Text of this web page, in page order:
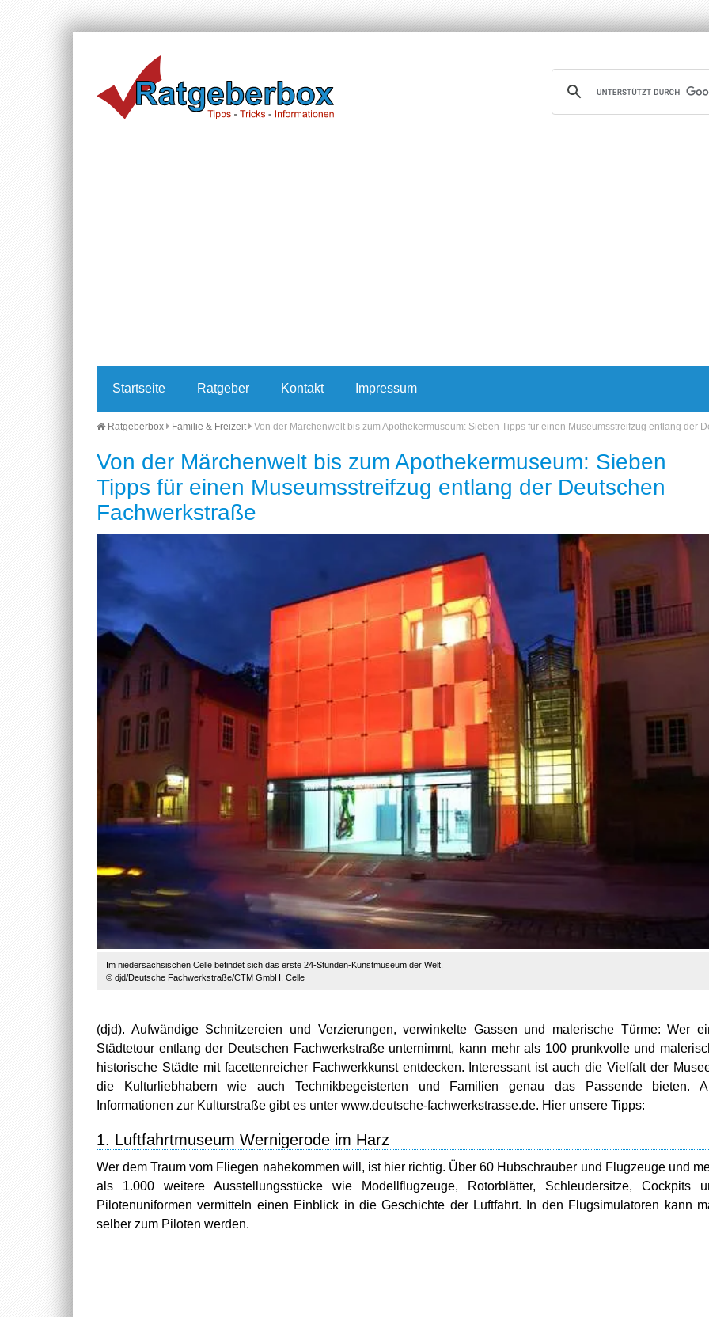
Startseite Ratgeber Kontakt Impressum
Ratgeberbox Familie & Freizeit Von der Märchenwelt bis zum Apothekermuseum: Sieben Tipps für einen Museumsstreifzug entlang der
Von der Märchenwelt bis zum Apothekermuseum: Sieben
Tipps für einen Museumsstreifzug entlang der Deutschen
Fachwerkstraße
Im niedersächsischen Celle befindet sich das erste 24-Stunden-Kunstmuseum der Welt.
© djd/Deutsche Fachwerkstraße/CTM GmbH, Celle
(djd). Aufwändige Schnitzereien und Verzierungen, verwinkelte Gassen und malerische Türme: Wer
Städtetour entlang der Deutschen Fachwerkstraße unternimmt, kann mehr als 100 prunkvolle und
historische Städte mit facettenreicher Fachwerkkunst entdecken. Interessant ist auch die Vielfalt der
die Kulturliebhabern wie auch Technikbegeisterten und Familien genau das Passende bieten.
Informationen zur Kulturstraße gibt es unter www.deutsche-fachwerkstrasse.de. Hier unsere Tipps:
1. Luftfahrtmuseum Wernigerode im Harz
Wer dem Traum vom Fliegen nahekommen will, ist hier richtig. Über 60 Hubschrauber und Flugzeuge und
als 1.000 weitere Ausstellungsstücke wie Modellflugzeuge, Rotorblätter, Schleudersitze, Cockpits
Pilotenuniformen vermitteln einen Einblick in die Geschichte der Luftfahrt. In den Flugsimulatoren kann
selber zum Piloten werden.